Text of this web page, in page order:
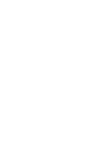
Vaticanum II: "De
verschijnselen
de geestelijke
werkelijkheid zelf
van de zonde die
fenomenalistische of
ongeschikt zijn om te
verkenning van de
God te vinden is. De
aan dat het individu,
dubbelzinnigheid en